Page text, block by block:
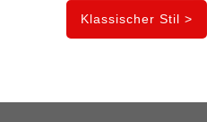
Klassischer Stil >